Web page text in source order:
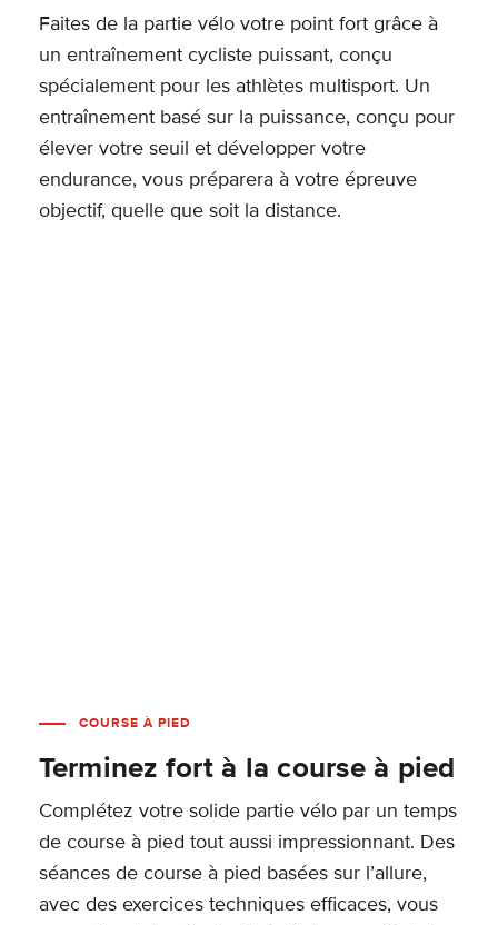
Faites de la partie vélo votre point fort grâce à
un entraînement cycliste puissant, conçu
spécialement pour les athlètes multisport. Un
entraînement basé sur la puissance, conçu pour
élever votre seuil et développer votre
endurance, vous préparera à votre épreuve
objectif, quelle que soit la distance.
COURSE À PIED
Terminez fort à la course à pied
Complétez votre solide partie vélo par un temps
de course à pied tout aussi impressionnant. Des
séances de course à pied basées sur l’allure,
avec des exercices techniques efficaces, vous